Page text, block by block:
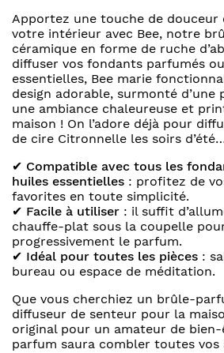
Apportez une touche de douceur
votre intérieur avec Bee, notre
céramique en forme de ruche
diffuser vos fondants parfumés
essentielles, Bee marie
design adorable, surmonté d’une
une ambiance chaleureuse et
maison ! On l’adore déjà pour
de cire Citronnelle les soirs
✔ Compatible avec tous les
huiles essentielles : profitez de
favorites en toute simplicité.
✔ Facile à utiliser : il suffit
chauffe-plat sous la coupelle
progressivement le parfum.
✔ Idéal pour toutes les pièces :
bureau ou espace de méditation.
Que vous cherchiez un brûle-
diffuseur de senteur pour la
original pour un amateur de
parfum saura combler toutes vos